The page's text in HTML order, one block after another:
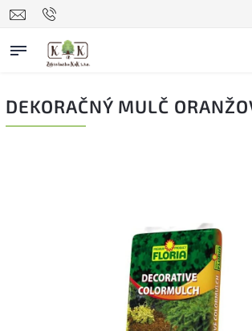
DEKORAČNÝ MULČ